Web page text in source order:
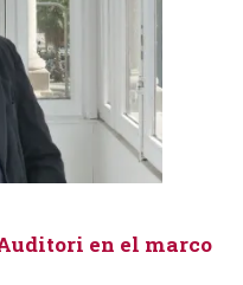
en el marco